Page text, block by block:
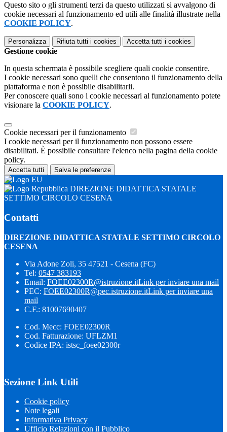
Questo sito o gli strumenti terzi da questo utilizzati si avvalgono di
cookie necessari al funzionamento ed utili alle finalità illustrate nella
COOKIE POLICY.
Personalizza Rifiuta tutti i cookies Accetta tutti i cookies
Gestione cookie
In questa schermata è possibile scegliere quali cookie consentire.
I cookie necessari sono quelli che consentono il funzionamento della
piattaforma e non è possibile disabilitarli.
Per conoscere quali sono i cookie necessari al funzionamento potete
visionare la COOKIE POLICY.
Cookie necessari per il funzionamento
I cookie necessari per il funzionamento non possono essere
disabilitati. È possibile consultare l'elenco nella pagina della cookie
policy.
Accetta tutti Salva le preferenze
DIREZIONE DIDATTICA STATALE
SETTIMO CIRCOLO CESENA
Contatti
DIREZIONE DIDATTICA STATALE SETTIMO CIRCOLO
CESENA
Via Adone Zoli, 35 47521 - Cesena (FC)
Tel: 0547 383193
Email: FOEE02300R@istruzione.itLink per inviare una mail
PEC: FOEE02300R@pec.istruzione.itLink per inviare una
mail
C.F.: 81007690407
Cod. Mecc: FOEE02300R
Cod. Fatturazione: UFLZM1
Codice IPA: istsc_foee02300r
Sezione Link Utili
Cookie policy
Note legali
Informativa Privacy
Ufficio Relazioni con il Pubblico